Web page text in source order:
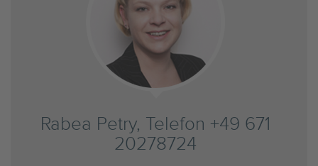
Rabea Petry, Telefon +49 671
20278724